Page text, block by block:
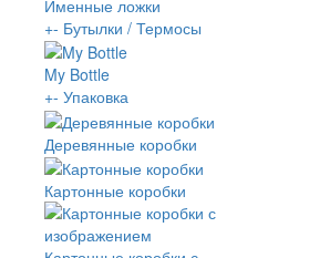
Именные ложки
+- Бутылки / Термосы
My Bottle
+- Упаковка
Деревянные коробки
Картонные коробки